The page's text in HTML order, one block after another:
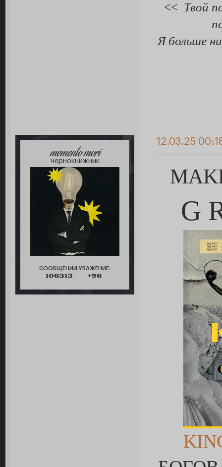
<< Твой
Я больше
memento mori
чернокнижник
СООБЩЕНИЙ:
106313
УВАЖЕНИЕ:
+56
12.03.25
G